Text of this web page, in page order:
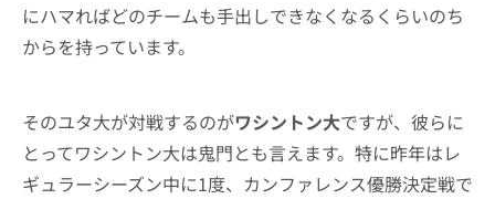
にハマればどのチームも手出しできなくなるくらいのち
からを持っています。
そのユタ大が対戦するのがワシントン大ですが、彼らに
とってワシントン大は鬼門とも言えます。特に昨年はレ
ギュラーシーズン中に1度、カンファレンス優勝決定戦で